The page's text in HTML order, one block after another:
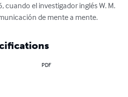
el investigador inglés W. M.
de mente a mente.
PDF